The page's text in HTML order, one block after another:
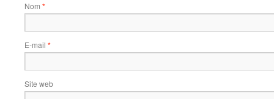
Nom *
E-mail *
Site web